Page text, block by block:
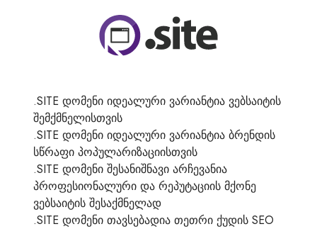
.SITE დომენი იდეალური ვარიანტია ვებსაიტის
შემქმნელისთვის
.SITE დომენი იდეალური ვარიანტია ბრენდის
სწრაფი პოპულარიზაციისთვის
.SITE დომენი შესანიშნავი არჩევანია
პროფესიონალური და რეპუტაციის მქონე
ვებსაიტის შესაქმნელად
.SITE დომენი თავსებადია თეთრი ქუდის SEO